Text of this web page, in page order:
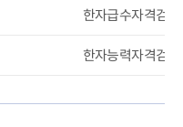
한자급수자격검
한자능력자격검